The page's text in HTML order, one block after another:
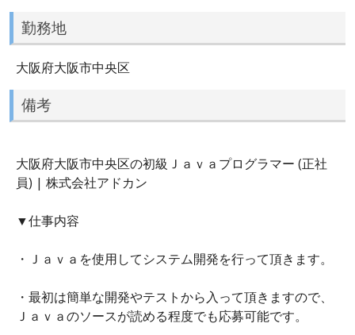
勤務地
大阪府大阪市中央区
備考
大阪府大阪市中央区の初級Ｊａｖａプログラマー (正社
員) | 株式会社アドカン
▼仕事内容
・Ｊａｖａを使用してシステム開発を行って頂きます。
・最初は簡単な開発やテストから入って頂きますので、
Ｊａｖａのソースが読める程度でも応募可能です。